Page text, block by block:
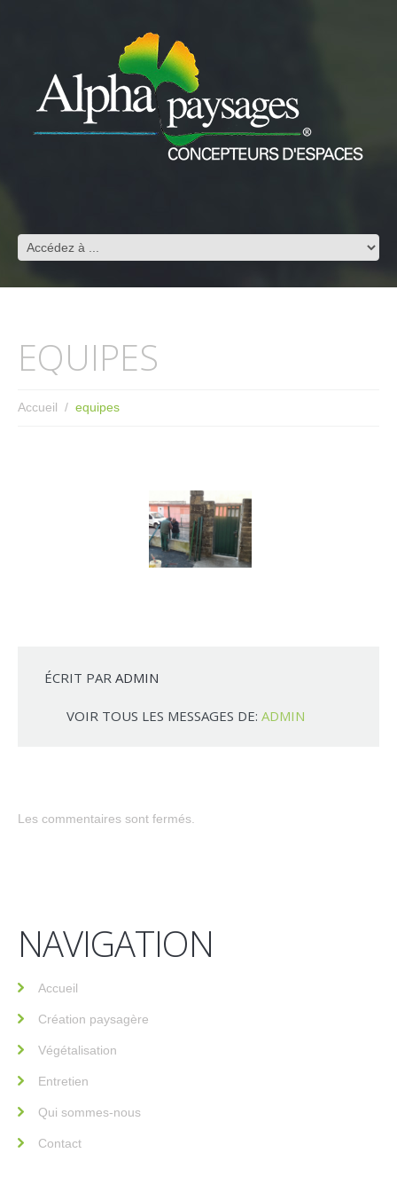
EQUIPES
Accueil equipes
ÉCRIT PAR ADMIN
VOIR TOUS LES MESSAGES DE: ADMIN
Les commentaires sont fermés.
NAVIGATION
Accueil
Création paysagère
Végétalisation
Entretien
Qui sommes-nous
Contact